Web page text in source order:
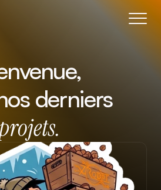
Tutorials
Book a call
derniers